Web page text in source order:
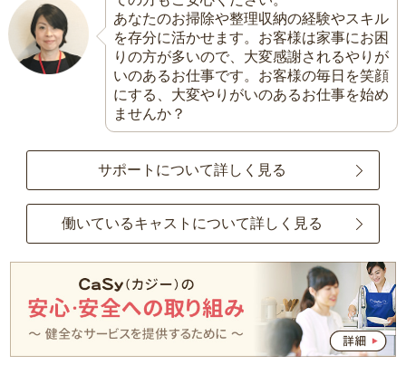
あなたのお掃除や整理収納の経験やスキル
を存分に活かせます。お客様は家事にお困
りの方が多いので、大変感謝されるやりが
いのあるお仕事です。お客様の毎日を笑顔
にする、大変やりがいのあるお仕事を始め
ませんか？
サポートについて詳しく見る
働いているキャストについて詳しく見る